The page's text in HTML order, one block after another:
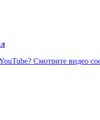
Смотрите видео